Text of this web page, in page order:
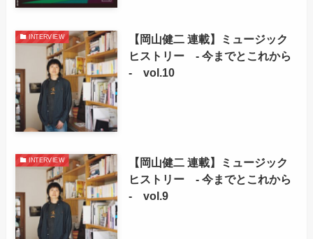
INTERVIEW
【岡山健二 連載】ミュージック
ヒストリー - 今までとこれから
- vol.10
INTERVIEW
【岡山健二 連載】ミュージック
ヒストリー - 今までとこれから
- vol.9